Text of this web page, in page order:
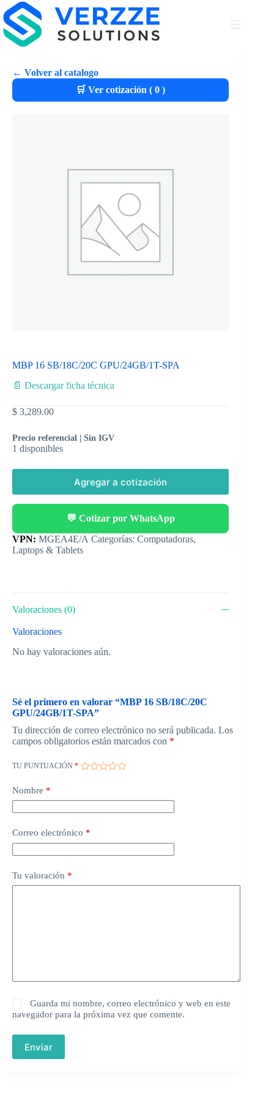
← Volver al catalogo
🛒 Ver cotización ( 0)
MBP 16 SB/18C/20C GPU/24GB/1T-SPA
📄 Descargar ficha técnica
$ 3,289.00
Precio referencial | Sin IGV
1 disponibles
Agregar a cotización
💬 Cotizar por WhatsApp
Categorías: Computadoras,
Laptops & Tablets
Valoraciones (0)
Valoraciones
No hay valoraciones aún.
Sé el primero en valorar “MBP 16 SB/18C/20C
GPU/24GB/1T-SPA”
Tu dirección de correo electrónico no será publicada. Los
campos obligatorios están marcados con *
TU PUNTUACIÓN *
Nombre *
Correo electrónico *
Tu valoración *
Guarda mi nombre, correo electrónico y web en este
navegador para la próxima vez que comente.
Enviar